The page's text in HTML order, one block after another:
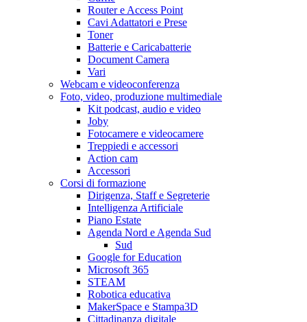
Router e Access Point
Cavi Adattatori e Prese
Toner
Batterie e Caricabatterie
Document Camera
Vari
Webcam e videoconferenza
Foto, video, produzione multimediale
Kit podcast, audio e video
Joby
Fotocamere e videocamere
Treppiedi e accessori
Action cam
Accessori
Corsi di formazione
Dirigenza, Staff e Segreterie
Intelligenza Artificiale
Piano Estate
Agenda Nord e Agenda Sud
Sud
Google for Education
Microsoft 365
STEAM
Robotica educativa
MakerSpace e Stampa3D
Cittadinanza digitale